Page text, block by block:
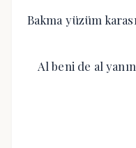
Bakma yüzüm
Al beni de al